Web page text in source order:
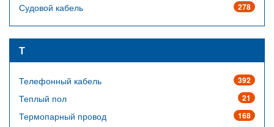
278
Судовой кабель
Т
392
Телефонный кабель
21
Теплый пол
168
Термопарный провод